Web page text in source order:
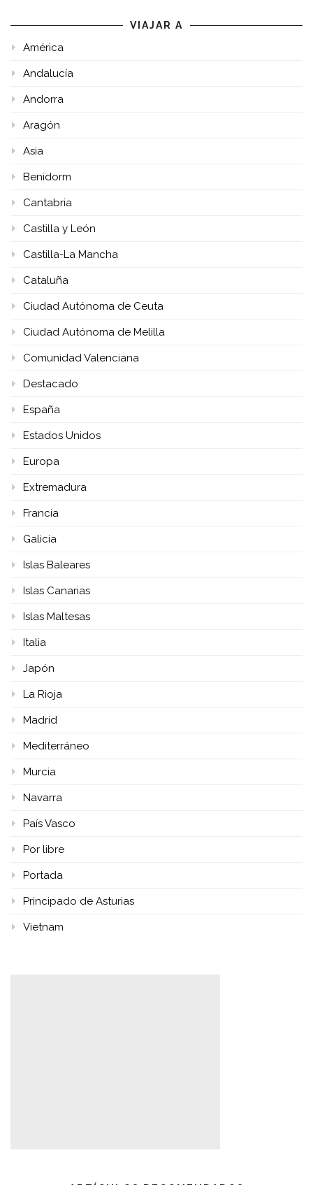
VIAJAR A
América
Andalucía
Andorra
Aragón
Asia
Benidorm
Cantabria
Castilla y León
Castilla-La Mancha
Cataluña
Ciudad Autónoma de Ceuta
Ciudad Autónoma de Melilla
Comunidad Valenciana
Destacado
España
Estados Unidos
Europa
Extremadura
Francia
Galicia
Islas Baleares
Islas Canarias
Islas Maltesas
Italia
Japón
La Rioja
Madrid
Mediterráneo
Murcia
Navarra
País Vasco
Por libre
Portada
Principado de Asturias
Vietnam